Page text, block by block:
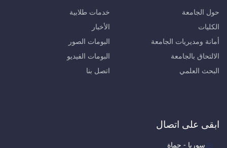
حول الجامعة
الكليات
أمانة ومديريات الجامعة
الالتحاق بالجامعة
البحث العلمي
خدمات طلابية
الأخبار
البومات الصور
البومات الفيديو
اتصل بنا
ابقى على اتصال
سوريا - حماة